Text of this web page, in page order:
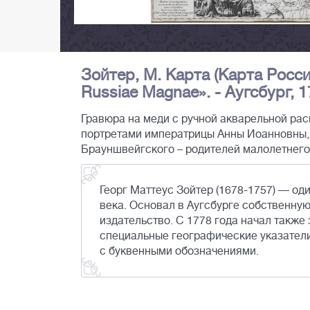
Зойтер, М. Карта (Карта
Russiae Magnae». - Аугсбург,
Гравюра на меди с ручной акварельной
портретами императрицы Анны
Брауншвейгского – родителей
Георг Маттеус Зойтер (1678-1757) —
века. Основал в Аугсбурге
издательство. С 1778 года начал
специальные географические
с буквенными обозначениями.